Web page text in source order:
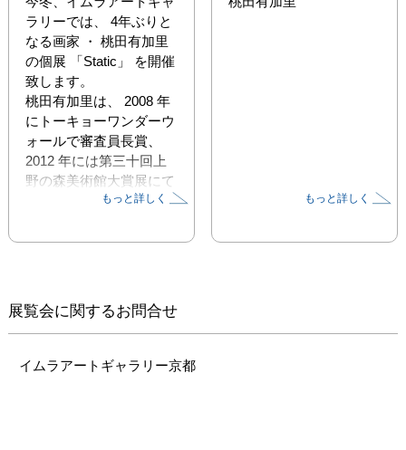
ラリーでは、 4年ぶりと
なる画家 ・ 桃田有加里
の個展 「Static」 を開催
致します。
桃田有加里は、 2008 年
にトーキョーワンダーウ
ォールで審査員長賞、
2012 年には第三十回上
野の森美術館大賞展にて
優秀賞 ( ニッポン放送賞
2008年頃には人物表現を
的な風景での表現に変化
しています。「最終的に
風景を融合して作品にし
もっと詳しく もっと詳しく
展覧会に関するお問合せ
イムラアートギャラリー京都